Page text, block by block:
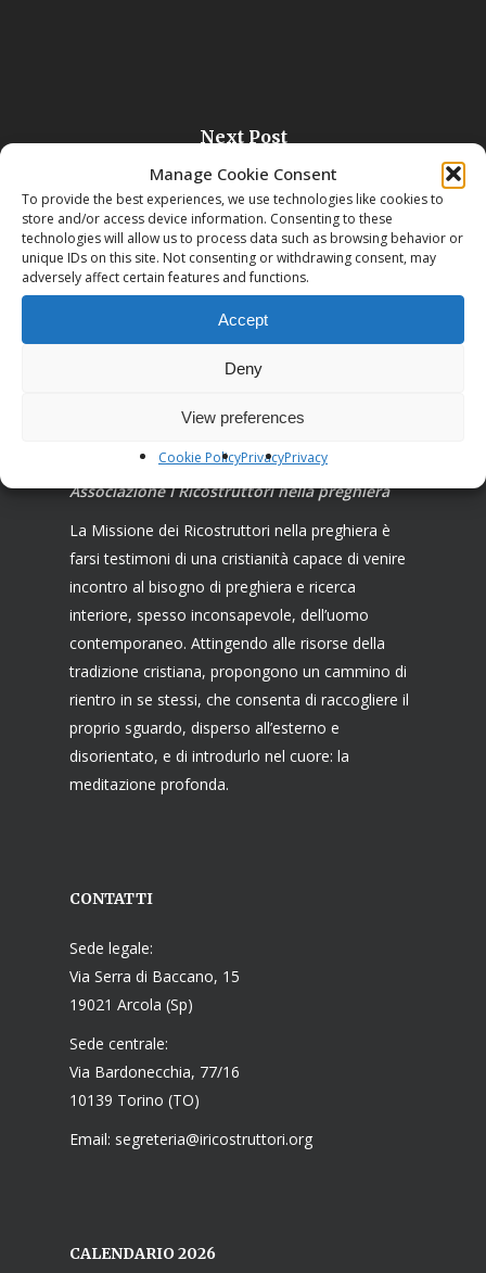
Manage Cookie Consent
To provide the best experiences, we use technologies like cookies to
store and/or access device information. Consenting to these
technologies will allow us to process data such as browsing behavior or
unique IDs on this site. Not consenting or withdrawing consent, may
adversely affect certain features and functions.
Accept
Deny
View preferences
Cookie PolicyPrivacyPrivacy
Next Post
Monastero di San Leonardo (PO)
Associazione I Ricostruttori nella preghiera
La Missione dei Ricostruttori nella preghiera è
farsi testimoni di una cristianità capace di venire
incontro al bisogno di preghiera e ricerca
interiore, spesso inconsapevole, dell’uomo
contemporaneo. Attingendo alle risorse della
tradizione cristiana, propongono un cammino di
rientro in se stessi, che consenta di raccogliere il
proprio sguardo, disperso all’esterno e
disorientato, e di introdurlo nel cuore: la
meditazione profonda.
CONTATTI
Sede legale:
Via Serra di Baccano, 15
19021 Arcola (Sp)
Sede centrale:
Via Bardonecchia, 77/16
10139 Torino (TO)
Email: segreteria@iricostruttori.org
CALENDARIO 2026